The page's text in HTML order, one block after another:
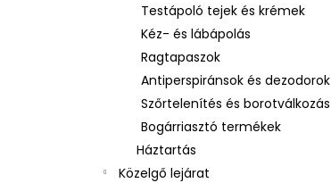
Testápoló tejek és krémek
Kéz- és lábápolás
Ragtapaszok
Antiperspiránsok és dezodorok
Szőrtelenítés és borotválkozás
Bogárriasztó termékek
Háztartás
Közelgő lejárat